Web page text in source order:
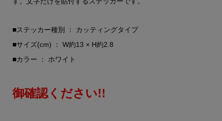
■ステッカー種別 ： カッティングタイプ
■サイズ(cm) ： W約13 × H約2.8
■カラー ： ホワイト
御確認ください!!